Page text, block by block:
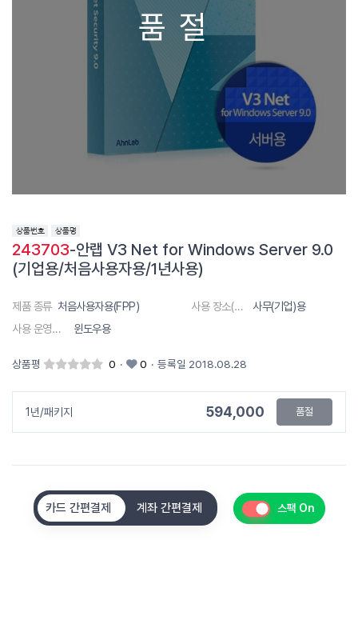
품절
243703-안랩 V3 Net for Windows Server 9.0
(기업용/처음사용자용/1년사용)
제품 종류 처음사용자용(FPP) 사용 장소(대상)
사무(기업)용
사용 운영체제
윈도우용
상품평 0 · 0 · 등록일 2018.08.28
1년/패키지 594,000 품절
카드 간편결제 계좌 간편결제 스팩 On